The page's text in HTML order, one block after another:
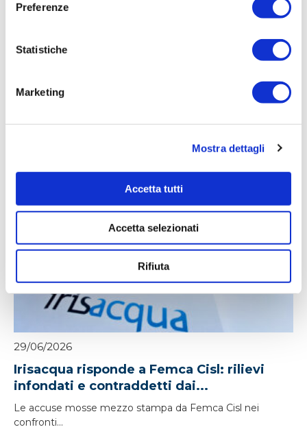
Preferenze
Statistiche
Marketing
Mostra dettagli
Accetta tutti
Accetta selezionati
Rifiuta
14/07/2026
L'estate porta con sé giornate più calde, campagne più
assetate...
29/06/2026
Irisacqua risponde a Femca Cisl: rilievi
infondati e contraddetti dai...
Le accuse mosse mezzo stampa da Femca Cisl nei
confronti...